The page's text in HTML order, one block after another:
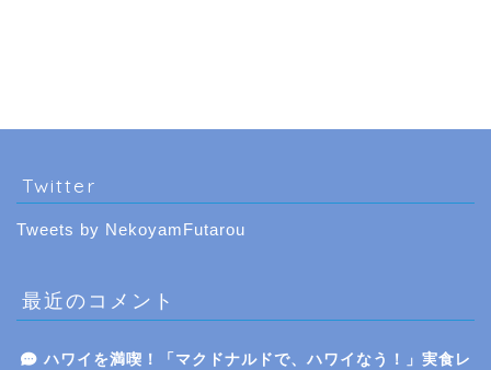
Twitter
Tweets by NekoyamFutarou
最近のコメント
ハワイを満喫！「マクドナルドで、ハワイなう！」実食レ